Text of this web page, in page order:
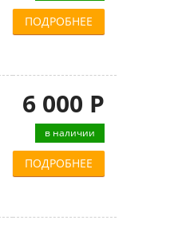
ПОДРОБНЕЕ
6 000 Р
в наличии
ПОДРОБНЕЕ